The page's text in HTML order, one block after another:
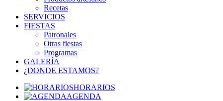
Recetas
SERVICIOS
FIESTAS
Patronales
Otras fiestas
Programas
GALERÍA
¿DONDE ESTAMOS?
HORARIOS
AGENDA